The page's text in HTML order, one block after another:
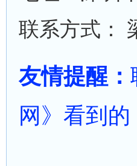
联系方式：
友情提醒：
网》看到的